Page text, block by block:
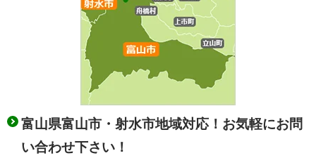
富山県富山市・射水市地域対応！お気軽にお問
い合わせ下さい！